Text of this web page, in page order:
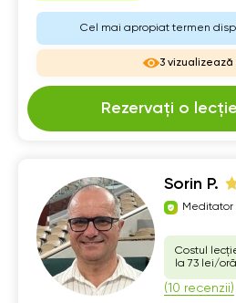
Cel mai apropiat termen
3 vizualizează
Rezervați o
Sorin P.
Meditator
Costul
la 73 lei/oră
(10 recenzii)